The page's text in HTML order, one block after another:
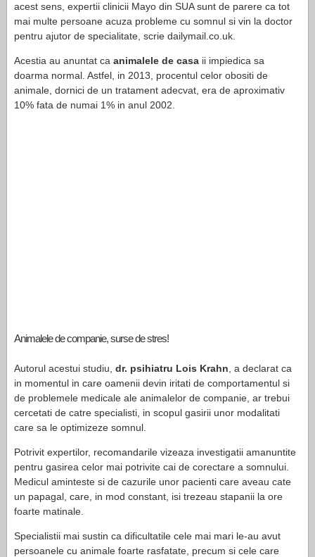
acest sens, expertii clinicii Mayo din SUA sunt de parere ca tot
mai multe persoane acuza probleme cu somnul si vin la doctor
pentru ajutor de specialitate, scrie dailymail.co.uk.
Acestia au anuntat ca animalele de casa ii impiedica sa
doarma normal. Astfel, in 2013, procentul celor obositi de
animale, dornici de un tratament adecvat, era de aproximativ
10% fata de numai 1% in anul 2002.
Animalele de companie, surse de stres!
Autorul acestui studiu, dr. psihiatru Lois Krahn , a declarat ca
in momentul in care oamenii devin iritati de comportamentul si
de problemele medicale ale animalelor de companie, ar trebui
cercetati de catre specialisti, in scopul gasirii unor modalitati
care sa le optimizeze somnul.
Potrivit expertilor, recomandarile vizeaza investigatii amanuntite
pentru gasirea celor mai potrivite cai de corectare a somnului.
Medicul aminteste si de cazurile unor pacienti care aveau cate
un papagal, care, in mod constant, isi trezeau stapanii la ore
foarte matinale.
Specialistii mai sustin ca dificultatile cele mai mari le-au avut
persoanele cu animale foarte rasfatate, precum si cele care